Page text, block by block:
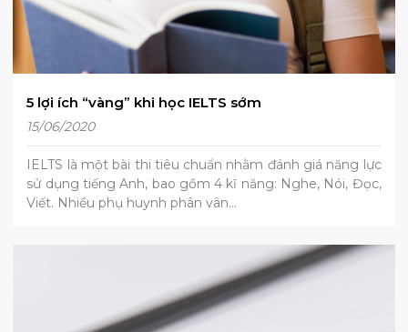
5 lợi ích “vàng” khi học IELTS sớm
15/06/2020
IELTS là một bài thi tiêu chuẩn nhằm đánh giá năng lực
sử dụng tiếng Anh, bao gồm 4 kĩ năng: Nghe, Nói, Đọc,
Viết. Nhiều phụ huynh phân vân…